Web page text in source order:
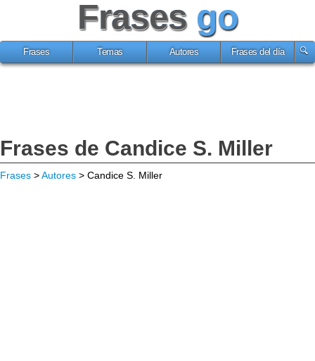
Frases go
Frases Temas Autores Frases del día
Frases de Candice S. Miller
Frases >Autores > Candice S. Miller